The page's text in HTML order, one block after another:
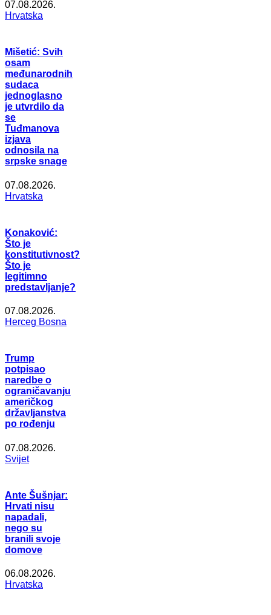
07.08.2026.
Hrvatska
Mišetić: Svih
osam
međunarodnih
sudaca
jednoglasno
je utvrdilo da
se
Tuđmanova
izjava
odnosila na
srpske snage
07.08.2026.
Hrvatska
Konaković:
Što je
konstitutivnost?
Što je
legitimno
predstavljanje?
07.08.2026.
Herceg Bosna
Trump
potpisao
naredbe o
ograničavanju
američkog
državljanstva
po rođenju
07.08.2026.
Svijet
Ante Šušnjar:
Hrvati nisu
napadali,
nego su
branili svoje
domove
06.08.2026.
Hrvatska